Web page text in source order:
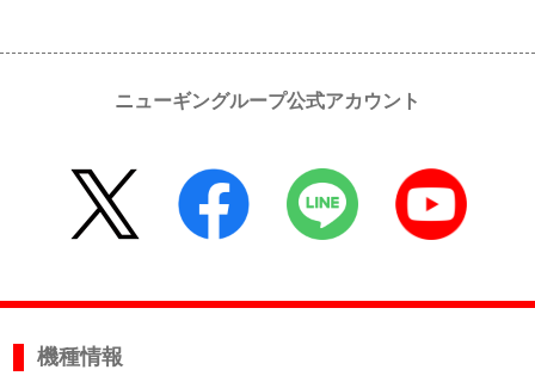
ニューギングループ公式アカウント
機種情報